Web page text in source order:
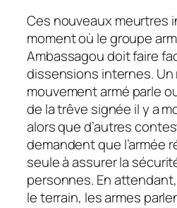
Ces nouveaux meurtres
moment où le groupe
Ambassagou doit faire
dissensions internes.
mouvement armé parle
de la trêve signée il y a
alors que d’autres
demandent que l’armée
seule à assurer la
personnes. En
le terrain, les armes